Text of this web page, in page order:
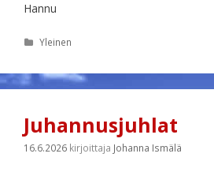
Hannu
Kategoriat
Yleinen
Juhannusjuhlat
16.6.2026 kirjoittaja Johanna Ismälä